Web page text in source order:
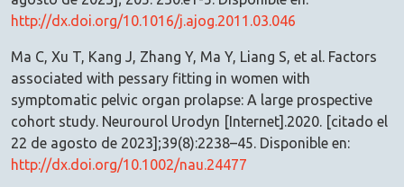
http://dx.doi.org/10.1016/j.ajog.2011.03.046
Ma C, Xu T, Kang J, Zhang Y, Ma Y, Liang S, et al. Factors
associated with pessary fitting in women with
symptomatic pelvic organ prolapse: A large prospective
cohort study. Neurourol Urodyn [Internet].2020. [citado el
22 de agosto de 2023];39(8):2238–45. Disponible en:
http://dx.doi.org/10.1002/nau.24477